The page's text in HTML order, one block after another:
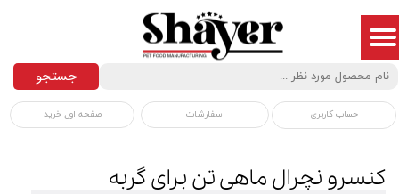
حساب کاربری سفارشات صفحه اول خرید
جستجو
کنسرو نچرال ماهی تن برای گربه